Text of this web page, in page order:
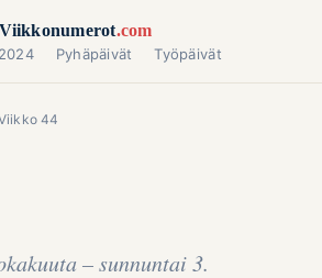
Viikkonumerot.com
Pyhäpäivät Työpäivät
44
– sunnuntai 3.